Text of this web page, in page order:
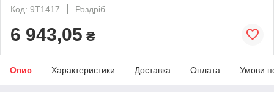
Код: 9T1417
Роздріб
6 943,05 ₴
Опис Характеристики Доставка Оплата Умови